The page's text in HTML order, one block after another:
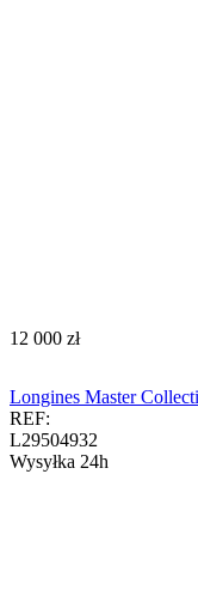
‍12 000‍ zł
Longines Master
REF:
L29504932
Wysyłka 24h